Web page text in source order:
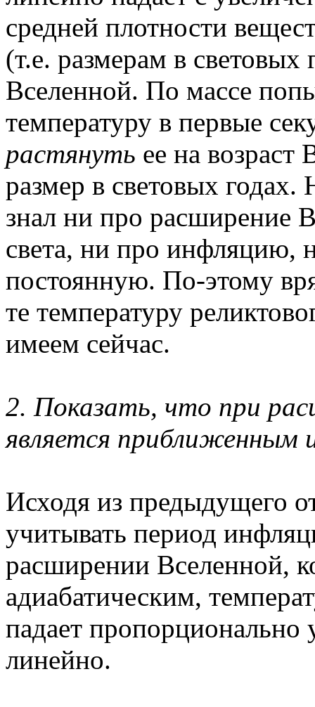
средней плотности
(т.е. размерам в
Вселенной. По массе
температуру в первые
растянуть ее на возраст
размер в световых
знал ни про расширение
света, ни про инфляцию,
постоянную. По-этому
те температуру
имеем сейчас.
2. Показать, что при
является приближенным
Исходя из предыдущего
учитывать период
расширении Вселенной,
адиабатическим,
падает пропорционально
линейно.